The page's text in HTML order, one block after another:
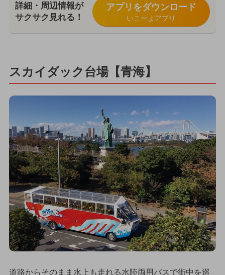
詳細・周辺情報が
サクサク見れる！
アプリをダウンロード
いこーよアプリ
スカイダック台場【青海】
道路からそのまま水上も走れる水陸両用バスで街中を巡